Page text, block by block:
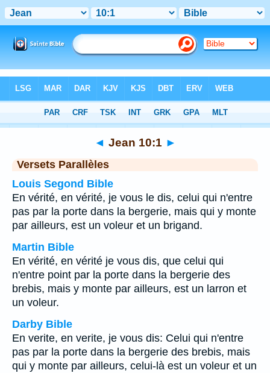
Chapitre 10> Verset 1
◄ Jean 10:1 ►
Versets Parallèles
Louis Segond Bible
En vérité, en vérité, je vous le dis, celui qui n'entre
pas par la porte dans la bergerie, mais qui y monte
par ailleurs, est un voleur et un brigand.
Martin Bible
En vérité, en vérité je vous dis, que celui qui
n'entre point par la porte dans la bergerie des
brebis, mais y monte par ailleurs, est un larron et
un voleur.
Darby Bible
En verite, en verite, je vous dis: Celui qui n'entre
pas par la porte dans la bergerie des brebis, mais
qui y monte par ailleurs, celui-là est un voleur et un